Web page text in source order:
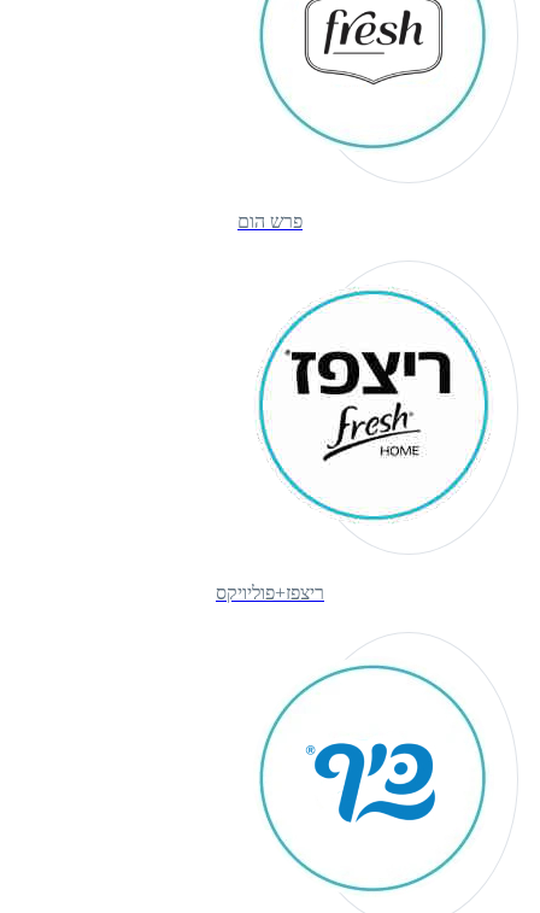
פרש הום
ריצפז+פוליויקס